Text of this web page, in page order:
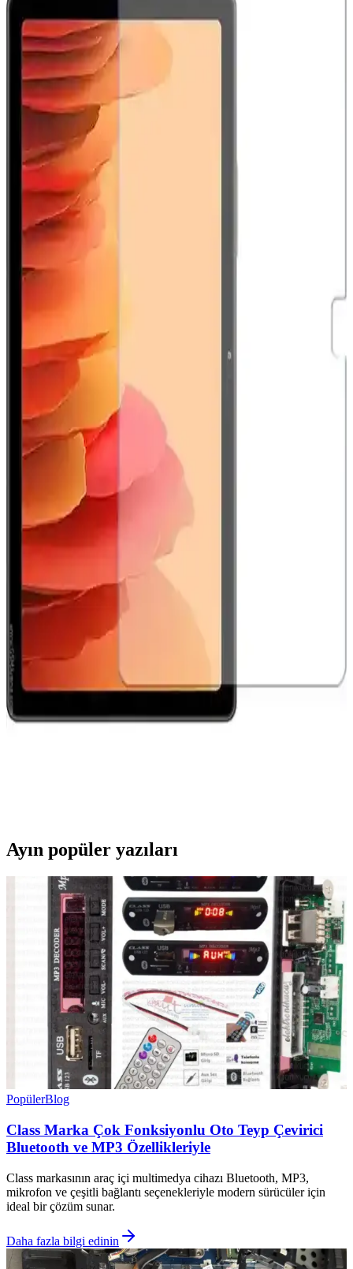
Samsung Galaxy Tab S10 FE Plus İçin Kırılmaz
Ekran Koruyucu İncelemesi ve Kullanıcı Yorumları
Samsung Galaxy Tab S10 FE Plus için tasarlanmış kırılmaz ekran
koruyucu, yüksek dayanıklılık ve kolay uygulama özellikleriyle
ekranı çizilmelere ve darbelere karşı korur.
Samsung Galaxy Tab S9 FE+ Plus için Nano
Kırılmaz Esnek Ekran Koruyucu İncelemesi
Samsung Galaxy Tab S9 FE+ Plus için tasarlanmış nano cam ekran
koruyucu, yüksek dayanıklılık ve net görüntü sağlar. Kolay
uygulama ve göz yorgunluğunu azaltıcı özellikleriyle ekran
korumasında yeni standart.
Huawei MatePad 10.4 için Nano Esnek Cam Ekran
Koruyucu İncelemesi ve Kullanıcı Deneyimleri
Huawei MatePad 10.4 uyumlu nano esnek cam ekran koruyucu,
koruma özellikleriyle öne çıkar.
Huawei Watch Fit 2 için IPG ekran koruyucu
incelemesi ve kullanıcı deneyimleri
Huawei Watch Fit 2 akıllı saat için tasarlanmış IPG ekran koruyucu,
kullanım kolaylığı ve estetik avantajlar sunar. Ancak, uygulama
zorlukları ve dayanıklılık sınırlamaları göz önüne alınmalıdır.
CaseArt GM22 Pro Tam Kaplayan Mat Seramik
Nano Esnek Ekran Koruyucu Ürün Özellikleri ve
Kullanım İncelemesi
CaseArt GM22 Pro, seramik nano teknolojisiyle güçlendirilmiş, mat
yüzeyi ve esneklik sağlayan tasarımıyla ekran koruma sağlar. Tam
kaplama, dayanıklılık ve kullanım kolaylığı sunar.
Apple Mağazalarında Ekran Koruyucu Uygulama
Hizmeti ve Kullanıcı Deneyimleri
Apple mağazalarında Belkin ekran koruyucular için profesyonel
uygulama hizmeti sürüyor. Ücret karşılığında ücretsiz değişim ve
garanti sunuluyor. Alternatif montaj kitleri uygun fiyatlı ancak
mağaza hizmeti avantajlı.
Samsung Galaxy Tab A7 10.4 İnç Temperli Cam
Ekran Koruyucu İncelemesi ve Kullanıcı
Ayın popüler yazıları
PopülerBlog
Class Marka Çok Fonksiyonlu Oto Teyp Çevirici
Bluetooth ve MP3 Özellikleriyle
Class markasının araç içi multimedya cihazı Bluetooth, MP3,
mikrofon ve çeşitli bağlantı seçenekleriyle modern sürücüler için
ideal bir çözüm sunar.
Daha fazla bilgi edinin